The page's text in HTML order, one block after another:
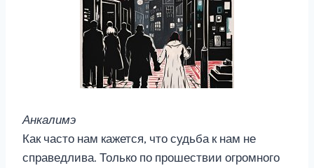
Анкалимэ
Как часто нам кажется, что судьба к нам не
справедлива. Только по прошествии огромного